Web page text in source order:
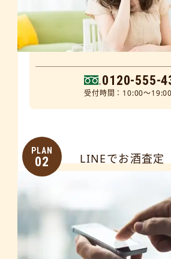
0120-555-
受付時間：10:00～19:00
PLAN
02 LINEでお酒査定